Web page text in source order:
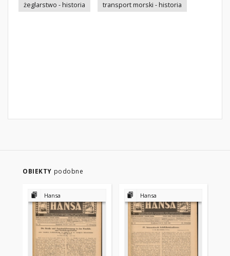
żeglarstwo - historia
transport morski - historia
OBIEKTY podobne
Hansa Hansa